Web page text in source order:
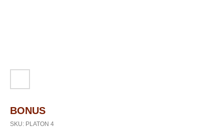
BONUS
SKU: PLATON 4